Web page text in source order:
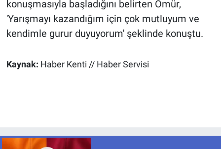
konuşmasıyla başladığını belirten Ömür,
'Yarışmayı kazandığım için çok mutluyum ve
kendimle gurur duyuyorum' şeklinde konuştu.
Kaynak: Haber Kenti // Haber Servisi